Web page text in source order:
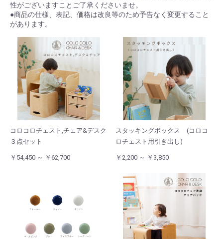
性がございますことご了承くださいませ。
●商品の仕様、表記、価格は改良等のため予告なく変更すること
があります。
コロコロチェスト,チェア&デスク
３点セット
￥54,450 ～ ￥62,700
スタッキングボックス (コロコ
ロチェスト用引き出し)
￥2,200 ～ ￥3,850